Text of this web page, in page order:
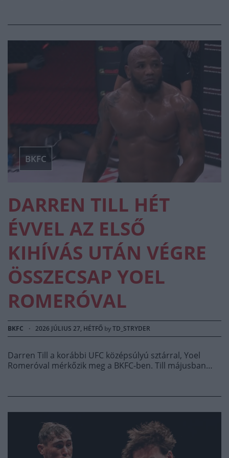
BKFC
DARREN TILL HÉT
ÉVVEL AZ ELSŐ
KIHÍVÁS UTÁN VÉGRE
ÖSSZECSAP YOEL
ROMERÓVAL
BKFC · 2026 JÚLIUS 27, HÉTFŐ byTD_STRYDER
Darren Till a korábbi UFC középsúlyú sztárral, Yoel
Romeróval mérkőzik meg a BKFC-ben. Till májusban…